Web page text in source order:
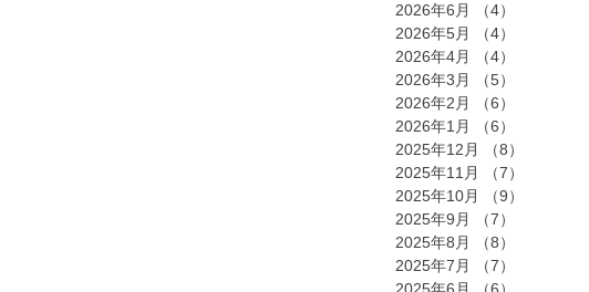
2026年6月
（4）
2026年5月
（4）
2026年4月
（4）
2026年3月
（5）
2026年2月
（6）
2026年1月
（6）
2025年12月
（8）
2025年11月
（7）
2025年10月
（9）
2025年9月
（7）
2025年8月
（8）
2025年7月
（7）